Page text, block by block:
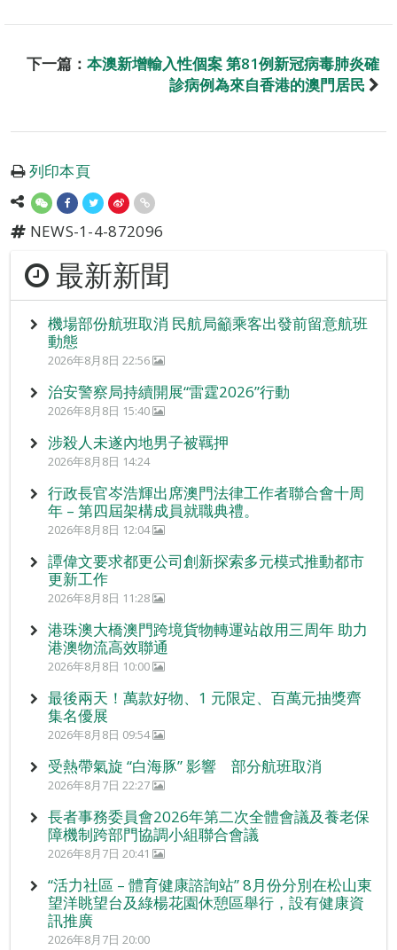
下一篇： 本澳新增輸入性個案 第81例新冠病毒肺炎確
診病例為來自香港的澳門居民
列印本頁
NEWS-1-4-872096
最新新聞
機場部份航班取消 民航局籲乘客出發前留意航班
動態
2026年8月8日 22:56
治安警察局持續開展“雷霆2026”行動
2026年8月8日 15:40
涉殺人未遂內地男子被羈押
2026年8月8日 14:24
行政長官岑浩輝出席澳門法律工作者聯合會十周
年 – 第四屆架構成員就職典禮。
2026年8月8日 12:04
譚偉文要求都更公司創新探索多元模式推動都市
更新工作
2026年8月8日 11:28
港珠澳大橋澳門跨境貨物轉運站啟用三周年 助力
港澳物流高效聯通
2026年8月8日 10:00
最後兩天！萬款好物、1 元限定、百萬元抽獎齊
集名優展
2026年8月8日 09:54
受熱帶氣旋 “白海豚” 影響 部分航班取消
2026年8月7日 22:27
長者事務委員會2026年第二次全體會議及養老保
障機制跨部門協調小組聯合會議
2026年8月7日 20:41
“活力社區 – 體育健康諮詢站” 8月份分別在松山東
望洋眺望台及綠楊花園休憩區舉行，設有健康資
訊推廣
2026年8月7日 20:00